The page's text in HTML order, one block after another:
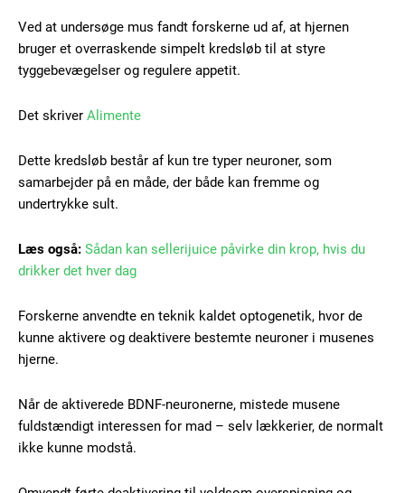
Subscription Plans
Ved at undersøge mus fandt forskerne ud af, at hjernen
bruger et overraskende simpelt kredsløb til at styre
tyggebevægelser og regulere appetit.
Det skriver Alimente
Dette kredsløb består af kun tre typer neuroner, som
samarbejder på en måde, der både kan fremme og
undertrykke sult.
Læs også: Sådan kan sellerijuice påvirke din krop, hvis du
drikker det hver dag
Forskerne anvendte en teknik kaldet optogenetik, hvor de
kunne aktivere og deaktivere bestemte neuroner i musenes
hjerne.
Når de aktiverede BDNF-neuronerne, mistede musene
fuldstændigt interessen for mad – selv lækkerier, de normalt
ikke kunne modstå.